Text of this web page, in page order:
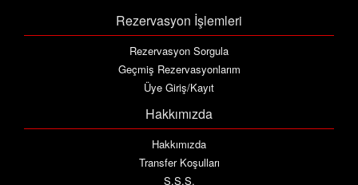
Rezervasyon İşlemleri
Rezervasyon Sorgula
Geçmiş Rezervasyonlarım
Üye Giriş/Kayıt
Hakkımızda
Hakkımızda
Transfer Koşulları
S.S.S.